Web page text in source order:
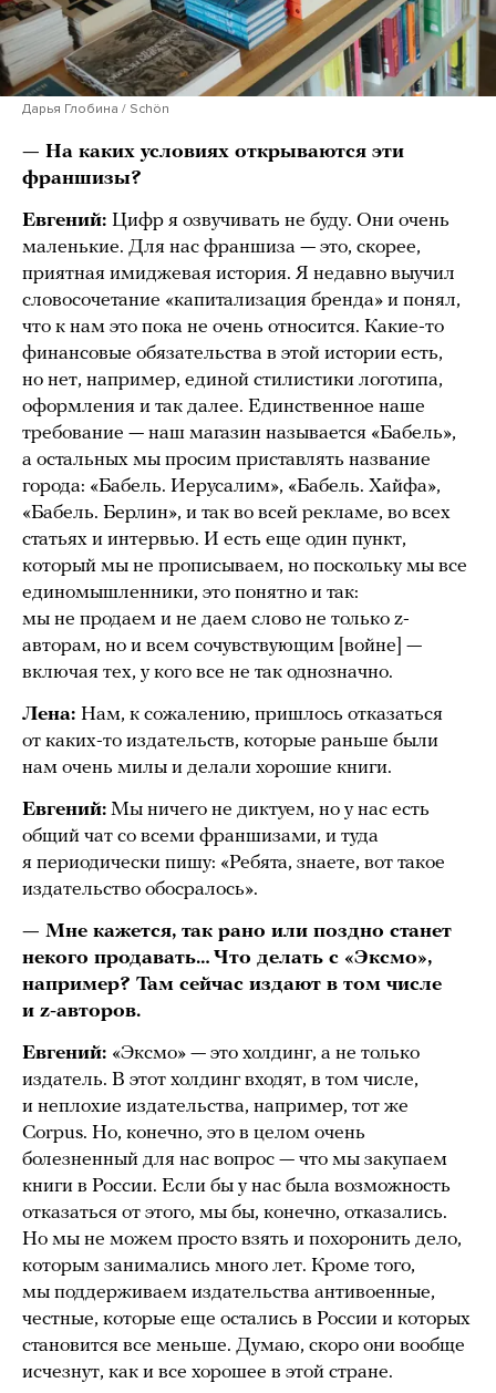
Дарья Глобина / Schön
— На каких условиях открываются эти
франшизы?
Евгений: Цифр я озвучивать не буду. Они очень
маленькие. Для нас франшиза — это, скорее,
приятная имиджевая история. Я недавно выучил
словосочетание «капитализация бренда» и понял,
что к нам это пока не очень относится. Какие-то
финансовые обязательства в этой истории есть,
но нет, например, единой стилистики логотипа,
оформления и так далее. Единственное наше
требование — наш магазин называется «Бабель»,
а остальных мы просим приставлять название
города: «Бабель. Иерусалим», «Бабель. Хайфа»,
«Бабель. Берлин», и так во всей рекламе, во всех
статьях и интервью. И есть еще один пункт,
который мы не прописываем, но поскольку мы все
единомышленники, это понятно и так:
мы не продаем и не даем слово не только z-
авторам, но и всем сочувствующим [войне] —
включая тех, у кого все не так однозначно.
Лена: Нам, к сожалению, пришлось отказаться
от каких-то издательств, которые раньше были
нам очень милы и делали хорошие книги.
Евгений: Мы ничего не диктуем, но у нас есть
общий чат со всеми франшизами, и туда
я периодически пишу: «Ребята, знаете, вот такое
издательство обосралось».
— Мне кажется, так рано или поздно станет
некого продавать… Что делать с «Эксмо»,
например? Там сейчас издают в том числе
и z-авторов.
Евгений: «Эксмо» — это холдинг, а не только
издатель. В этот холдинг входят, в том числе,
и неплохие издательства, например, тот же
Corpus. Но, конечно, это в целом очень
болезненный для нас вопрос — что мы закупаем
книги в России. Если бы у нас была возможность
отказаться от этого, мы бы, конечно, отказались.
Но мы не можем просто взять и похоронить дело,
которым занимались много лет. Кроме того,
мы поддерживаем издательства антивоенные,
честные, которые еще остались в России и которых
становится все меньше. Думаю, скоро они вообще
исчезнут, как и все хорошее в этой стране.